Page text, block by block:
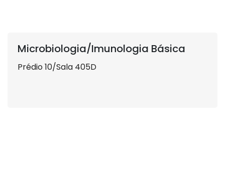
Microbiologia/Imunologia Básica
Prédio 10/Sala 405D